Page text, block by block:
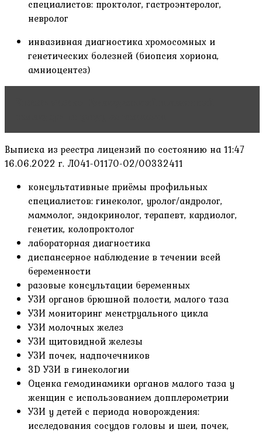
специалистов: проктолог, гастроэнтеролог,
невролог
инвазивная диагностика хромосомных и
генетических болезней (биопсия хориона,
амниоцентез)
Выписка из реестра лицензий по состоянию на 11:47
16.06.2022 г. Л041-01170-02/00332411
консультативные приёмы профильных
специалистов: гинеколог, уролог/андролог,
маммолог, эндокринолог, терапевт, кардиолог,
генетик, колопроктолог
лабораторная диагностика
диспансерное наблюдение в течении всей
беременности
разовые консультации беременных
УЗИ органов брюшной полости, малого таза
УЗИ мониторинг менструального цикла
УЗИ молочных желез
УЗИ щитовидной железы
УЗИ почек, надпочечников
3D УЗИ в гинекологии
Оценка гемодинамики органов малого таза у
женщин с использованием допплерометрии
УЗИ у детей с периода новорождения:
исследования сосудов головы и шеи, почек,